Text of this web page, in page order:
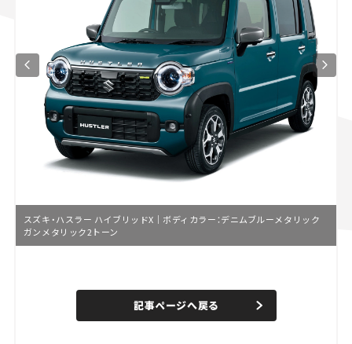
スズキ・ハスラー ハイブリッドX｜ボディカラー：デニムブルーメタリック
ガンメタリック2トーン
n
e
d
記事ページへ戻る